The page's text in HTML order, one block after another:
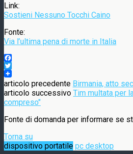
Link:
Sostieni Nessuno Tocchi Caino
Fonte:
Via l’ultima pena di morte in Italia
Facebook
Twitter
articolo precedente Birmania, atto
articolo successivo Tim multata per
compreso"
Fonte di domanda per informare se
Torna su
dispositivo portatile pc desktop